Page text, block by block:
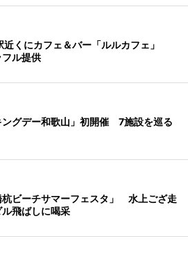
近くにカフェ＆バー「ルルカフェ」
ル提供
ングデー和歌山」初開催 7施設を巡る
杭ビーチサマーフェスタ」 水上ござ走
ル飛ばしに喝采